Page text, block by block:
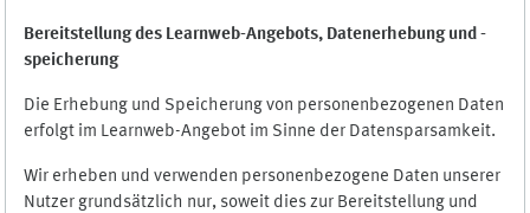
Bereitstellung des Learnweb-Angebots, Datenerhebung und -
speicherung
Die Erhebung und Speicherung von personenbezogenen Daten
erfolgt im Learnweb-Angebot im Sinne der Datensparsamkeit.
Wir erheben und verwenden personenbezogene Daten unserer
Nutzer grundsätzlich nur, soweit dies zur Bereitstellung und